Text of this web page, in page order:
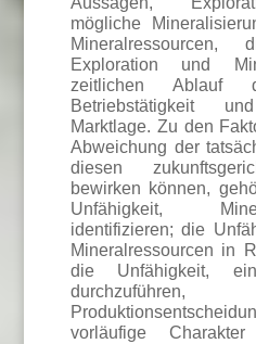
mögliche
Exploration und
zeitlichen Ablauf
Betriebstätigkeit
Marktlage. Zu den
Abweichung der
diesen
bewirken können,
Unfähigkeit,
identifizieren; die
Mineralressourcen in
die Unfähigkeit,
vorläufige